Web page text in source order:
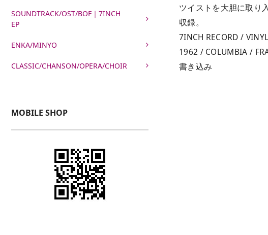
SOUNDTRACK/OST/BOF｜7INCH
EP
ENKA/MINYO
CLASSIC/CHANSON/OPERA/CHOIR
MOBILE SHOP
ツイストを大胆に取り
収録。
7INCH RECORD /
1962 / COLUMBIA /
書き込み